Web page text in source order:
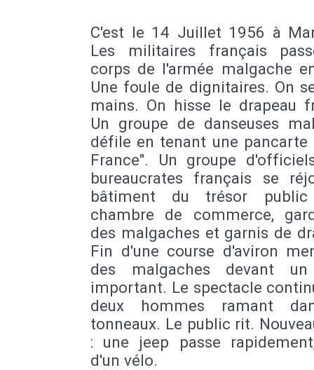
C'est le 14 Juillet 1956 à
Les militaires français
corps de l'armée malgache
Une foule de dignitaires. On
mains. On hisse le drapeau
Un groupe de danseuses
défile en tenant une pancarte
France". Un groupe
bureaucrates français se
bâtiment du trésor
chambre de commerce,
des malgaches et garnis de
Fin d'une course d'aviron
des malgaches devant
important. Le spectacle
deux hommes ramant
tonneaux. Le public rit.
: une jeep passe
d'un vélo.